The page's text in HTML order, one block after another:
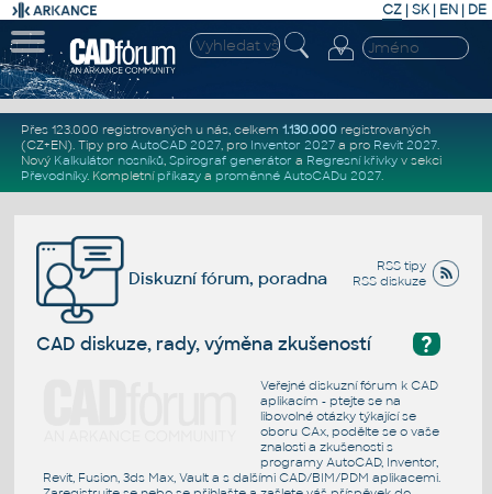
CZ | SK| EN | DE
Přes 123.000 registrovaných u nás, celkem 1.130.000registrovaných
(CZ+EN). Tipy pro AutoCAD 2027, pro Inventor 2027a pro Revit 2027.
Nový Kalkulátor nosníků, Spirograf generátor a Regresní křivkyv sekci
Převodníky. Kompletní příkazya proměnné AutoCADu 2027.
RSS tipy
RSS diskuze
Diskuzní fórum, poradna
?
CAD diskuze, rady, výměna zkušeností
Veřejné diskuzní fórum k CAD
aplikacím - ptejte se na
libovolné otázky týkající se
oboru CAx, podělte se o vaše
znalosti a zkušenosti s
programy AutoCAD, Inventor,
Revit, Fusion, 3ds Max, Vault a s dalšími CAD/BIM/PDM aplikacemi.